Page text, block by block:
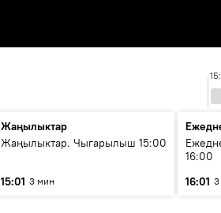
Жаңылыктар
Жаңылыктар. Чыгарылыш 15:00
15:01 3 мин
16:00
16:01